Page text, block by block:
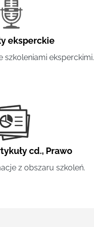
eksperckie
szkoleniami eksperckimi.
cd., Prawo
z obszaru szkoleń.